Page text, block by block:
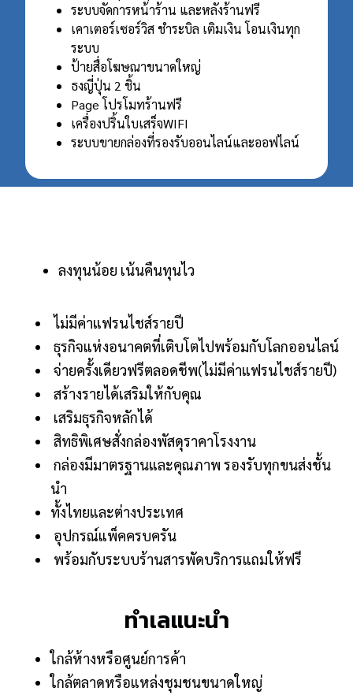
ระบบจัดการหน้าร้าน และหลังร้านฟรี
เคาเตอร์เซอร์วิส ชําระบิล เติมเงิน โอนเงินทุก
ระบบ
ป้ายสื่อโฆษณาขนาดใหญ่
ธงญี่ปุ่น 2 ชิ้น
Page โปรโมทร้านฟรี
เครื่องปริ้นใบเสร็จWIFI
ระบบขายกล่องที่รองรับออนไลน์และออฟไลน์
ลงทุนน้อย เน้นคืนทุนไว
ไม่มีค่าแฟรนไชส์รายปี
ธุรกิจแห่งอนาคตที่เติบโตไปพร้อมกับโลกออนไลน์
จ่ายครั้งเดียวฟรีตลอดชีพ(ไม่มีค่าแฟรนไชส์รายปี)
สร้างรายได้เสริมให้กับคุณ
เสริมธุรกิจหลักได้
สิทธิพิเศษสั่งกล่องพัสดุราคาโรงงาน
กล่องมีมาตรฐานและคุณภาพ รองรับทุกขนส่งชั้น
นำ
ทั้งไทยและต่างประเทศ
อุปกรณ์แพ็คครบครัน
พร้อมกับระบบร้านสารพัดบริการแถมให้ฟรี
ทำเลแนะนำ
ใกล้ห้างหรือศูนย์การค้า
ใกล้ตลาดหรือแหล่งชุมชนขนาดใหญ่